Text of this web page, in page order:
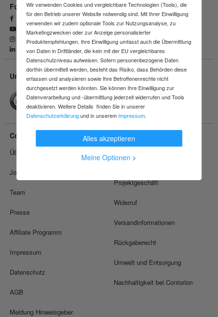
Folge uns
Facebook
YouTube
Instagram
Linkedin
Unsere Leistungen
Schnelle Lieferung
Versandkostenfrei ab 150 €
30 Tage Rückgaberecht
Contorion
Über uns
Jobs
Team
Presse
Affiliate Programm
Impressum
Datenschutz
AGB
Meldung Hinweisgeber
Unser Service
Projektgeschäft
Widerruf
Versandinformationen
Rückgaberecht
Umwelt und Entsorgung
Nachhaltigkeit bei Contorion
Wir verwenden Cookies und vergleichbare Technologien (Tools), die
für den Betrieb unserer Website notwendig sind. Mit Ihrer Einwilligung
verwenden wir zudem optionale Tools zur Nutzungsanalyse, zu
Marketingzwecken oder zur Anzeige personalisierter
Produktempfehlungen. Ihre Einwilligung umfasst auch die Übermittlung
von Daten in Drittländer, die kein mit der EU vergleichbares
Datenschutzniveau aufweisen. Sofern personenbezogene Daten
dorthin übermittelt werden, besteht das Risiko, dass Behörden diese
erfassen und analysieren sowie Ihre Betroffenenrechte nicht
durchgesetzt werden könnten. Sie können Ihre Einwilligung zur
Datenverarbeitung und -übermittlung jederzeit widerrufen und Tools
deaktivieren. Weitere Details finden Sie in unserer
Datenschutzerklärungund in unserem Impressum.
Alles akzeptieren
Meine Optionen >